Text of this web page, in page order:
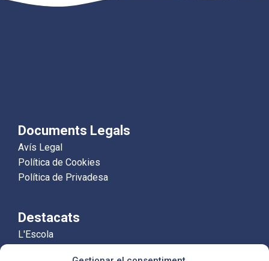
Documents Legals
Avís Legal
Política de Cookies
Política de Privadesa
Destacats
L'Escola